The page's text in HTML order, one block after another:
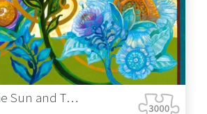
Partnership of the Sun and The Moon